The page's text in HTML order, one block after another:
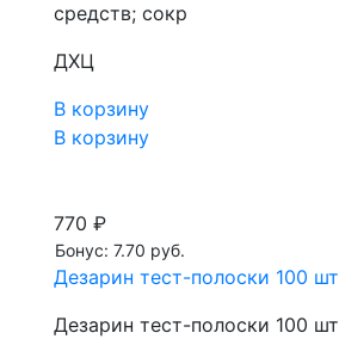
средств; сокр
ДХЦ
В корзину
В корзину
770 ₽
Бонус: 7.70 руб.
Дезарин тест-полоски 100 шт
Дезарин тест-полоски 100 шт